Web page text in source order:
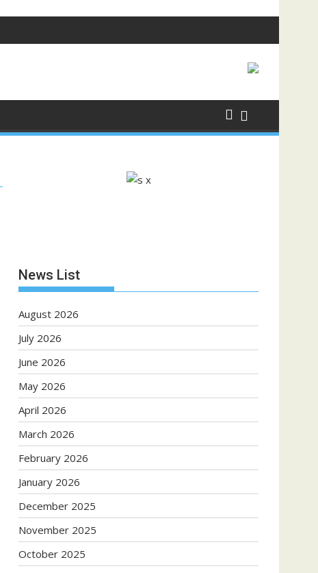
News List
August 2026
July 2026
June 2026
May 2026
April 2026
March 2026
February 2026
January 2026
December 2025
November 2025
October 2025